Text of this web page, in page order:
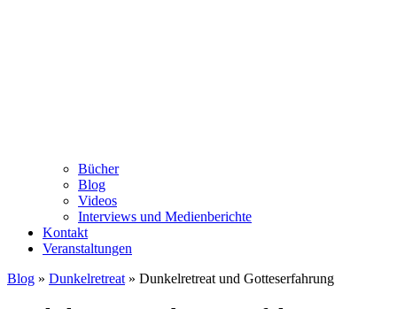
Bücher
Blog
Videos
Interviews und Medienberichte
Kontakt
Veranstaltungen
Blog » Dunkelretreat » Dunkelretreat und Gotteserfahrung